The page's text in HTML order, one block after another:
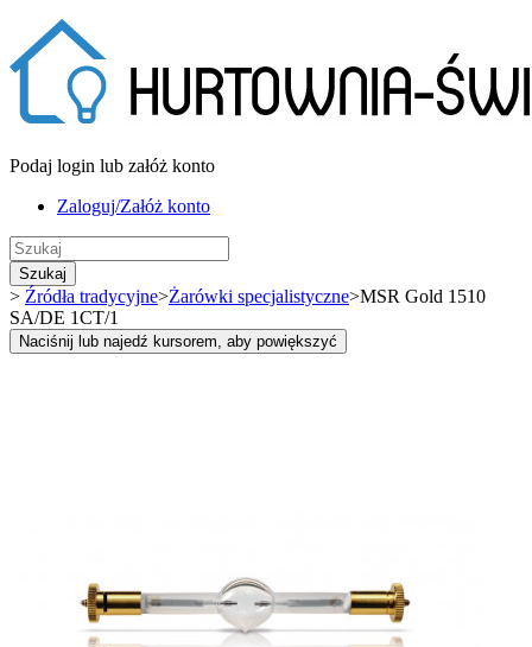
Podaj login lub załóż konto
Zaloguj/Załóż konto
Szukaj
> Źródła tradycyjne>Żarówki specjalistyczne>MSR Gold 1510
SA/DE 1CT/1
Naciśnij lub najedź kursorem, aby powiększyć